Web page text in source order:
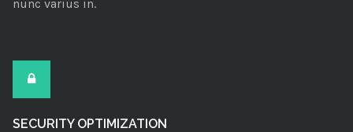
nunc varius in.
SECURITY OPTIMIZATION